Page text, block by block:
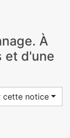
À
et d'une
cette notice